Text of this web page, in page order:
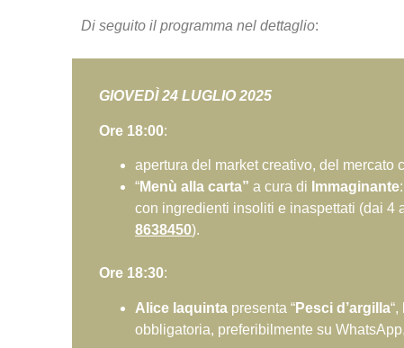
Di seguito il programma nel dettaglio:
GIOVEDÌ 24 LUGLIO 2025
Ore 18:00:
apertura del market creativo, del mercato
“Menù alla carta” a cura di Immaginante:
con ingredienti insoliti e inaspettati (dai 4
8638450).
Ore 18:30:
Alice Iaquinta presenta “Pesci d’argilla
obbligatoria, preferibilmente su